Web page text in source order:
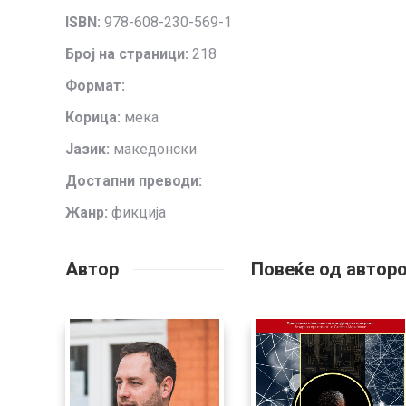
ISBN: 978-608-230-569-1
Број на страници: 218
Формат:
Корица: мека
Јазик: македонски
Достапни преводи:
Жанр: фикција
Автор Повеќе од